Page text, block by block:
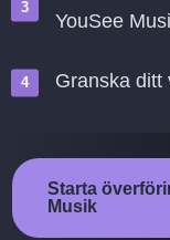
YouSee
Granska ditt
Starta
Musik